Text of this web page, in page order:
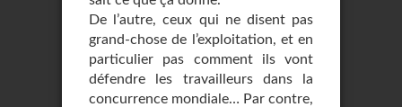
De l’autre, ceux qui ne disent pas
grand-chose de l’exploitation, et en
particulier pas comment ils vont
défendre les travailleurs dans la
concurrence mondiale… Par contre,